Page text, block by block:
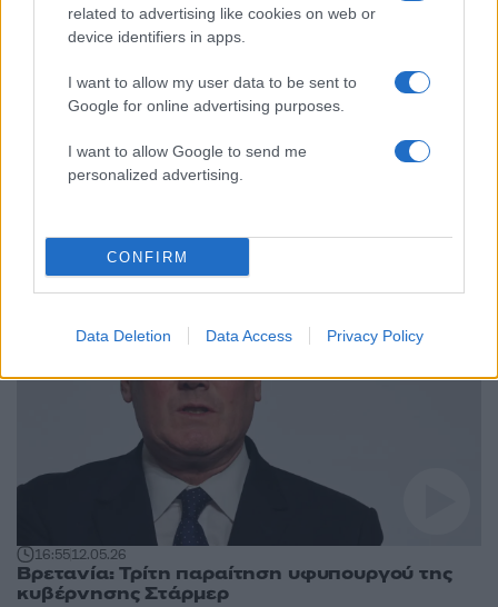
related to advertising like cookies on web or
device identifiers in apps.
I want to allow my user data to be sent to
Google for online advertising purposes.
I want to allow Google to send me
personalized advertising.
CONFIRM
Data Deletion Data Access Privacy Policy
Η Ιωάννα Γκελεστάθη παραιτήθηκε από τη
Νέα Δημοκρατία: Αιχμές για «κονκλάβια»,
16:5512.05.26
Βρετανία: Τρίτη παραίτηση υφυπουργού της
κυβέρνησης Στάρμερ